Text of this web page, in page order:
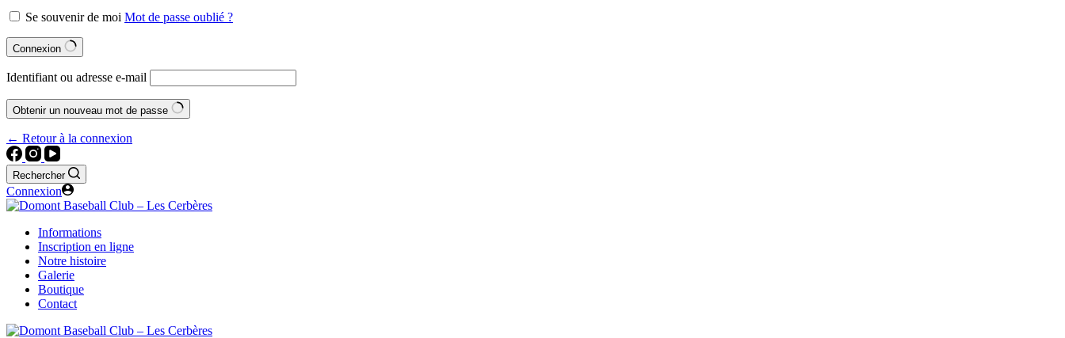
Se souvenir de moi Mot de passe oublié ?
Connexion
Identifiant ou adresse e-mail
Obtenir un nouveau mot de passe
← Retour à la connexion
Rechercher
Connexion
Informations
Inscription en ligne
Notre histoire
Galerie
Boutique
Contact